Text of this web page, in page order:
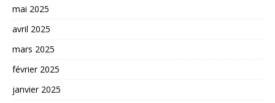
mai 2025
avril 2025
mars 2025
février 2025
janvier 2025